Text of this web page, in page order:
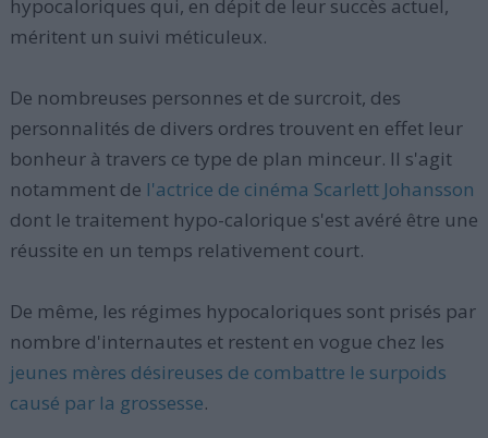
hypocaloriques qui, en dépit de leur succès actuel,
méritent un suivi méticuleux.
De nombreuses personnes et de surcroit, des
personnalités de divers ordres trouvent en effet leur
bonheur à travers ce type de plan minceur. Il s'agit
notamment de l'actrice de cinéma Scarlett Johansson
dont le traitement hypo-calorique s'est avéré être une
réussite en un temps relativement court.
De même, les régimes hypocaloriques sont prisés par
nombre d'internautes et restent en vogue chez les
jeunes mères désireuses de combattre le surpoids
causé par la grossesse.